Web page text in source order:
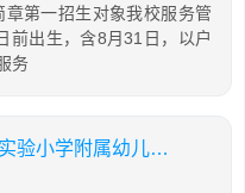
第一招生对象我校服务管
前出生，含8月31日，以户
务
2026年唐山路北区唐城壹零壹实验小学附属幼儿园招生简章